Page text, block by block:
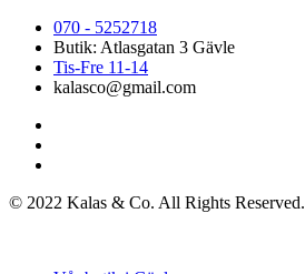
070 - 5252718
Butik: Atlasgatan 3 Gävle
Tis-Fre 11-14
kalasco@gmail.com
© 2022 Kalas & Co. All Rights Reserved.